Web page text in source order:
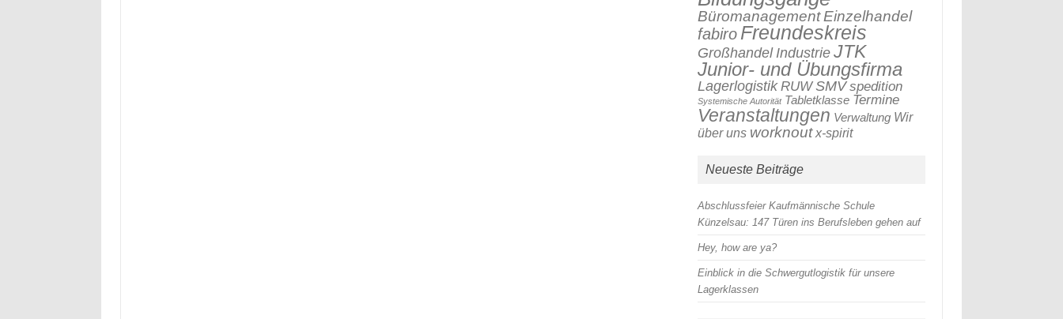
Büromanagement Einzelhandel
fabiro Freundeskreis
Großhandel Industrie JTK
Junior- und Übungsfirma
Lagerlogistik RUW SMV spedition
Systemische Autorität Tabletklasse Termine
Veranstaltungen Verwaltung Wir
über uns worknout x-spirit
Neueste Beiträge
Abschlussfeier Kaufmännische Schule
Künzelsau: 147 Türen ins Berufsleben gehen auf
Hey, how are ya?
Einblick in die Schwergutlogistik für unsere
Lagerklassen